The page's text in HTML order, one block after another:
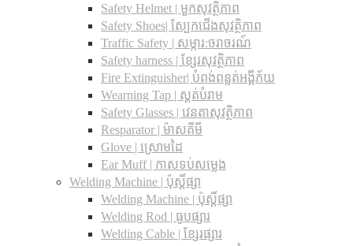
Safety Helmet | មួកសុវត្ថិភាព
Safety Shoes| ស្បែកជើងសុវត្ថិភាព
Traffic Safety​ | សម្ភារ:ចរាចរណ៍
Safety harness | ខ្សែរសុវត្ថិភាព
Fire Extinguisher| បំពង់ពន្លត់អង្គីភ័យ
Wearning Tap | ស្គត់បំរាម
Safety Glasses | វេនតាសុវត្ថិភាព
Resparator | ម៉ាសគីមី
Glove | ស្រោមដៃ
Ear Muff | កាសទប់សម្លេង
Welding Machine | ប៉ុស្តិ៍ផ្សា
Welding Machine | ប៉ុស្តិ៍ផ្សា
Welding Rod | ធូបផ្សារ
Welding Cable | ខ្សែរផ្សារ